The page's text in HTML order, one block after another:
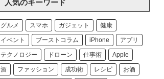
人気のキーワード
グルメ スマホ ガジェット 健康
イベント ブーストコラム iPhone アプリ
テクノロジー ドローン 仕事術 Apple
酒 ファッション 成功術 レシピ お酒